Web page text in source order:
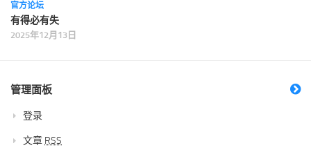
官方论坛
有得必有失
2025年12月13日
管理面板
登录
文章 RSS